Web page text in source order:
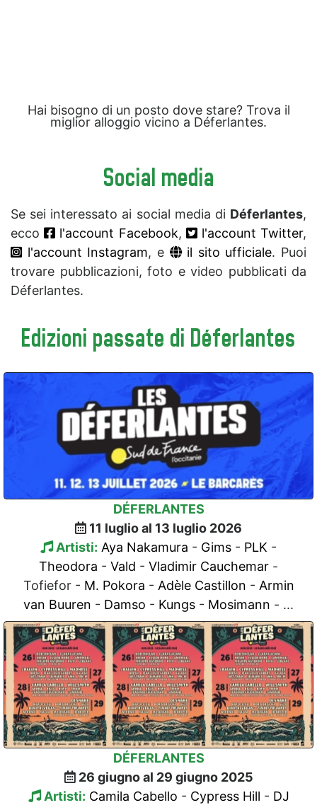
Hai bisogno di un posto dove stare? Trova il
miglior alloggio vicino a Déferlantes.
Social media
Se sei interessato ai social media di Déferlantes,
ecco
l'account Facebook, l'account Twitter,
l'account Instagram, e il sito ufficiale. Puoi
trovare pubblicazioni, foto e video pubblicati da
Déferlantes.
Edizioni passate di Déferlantes
DÉFERLANTES
11 luglio al 13 luglio 2026
Artisti: Aya Nakamura - Gims - PLK -
Theodora - Vald - Vladimir Cauchemar -
Tofiefor - M. Pokora - Adèle Castillon - Armin
van Buuren - Damso - Kungs - Mosimann - ...
DÉFERLANTES
26 giugno al 29 giugno 2025
Artisti: Camila Cabello - Cypress Hill - DJ